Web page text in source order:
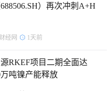
市场情况下进行的，旨在表
信心，最终将为公司和股东
情况下进行股份回购是合适
。公司可能会在适当时候根
）再次冲刺A+H
经网 1天前
RKEF项目二期全面达
吨镍产能释放